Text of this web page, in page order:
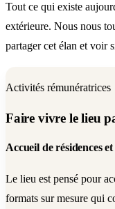
Tout ce qui existe
extérieure. Nous nous
partager cet élan et voir
Activités rémunératrices
Faire vivre le lieu
Accueil de résidences
Le lieu est pensé pour
formats sur mesure qui